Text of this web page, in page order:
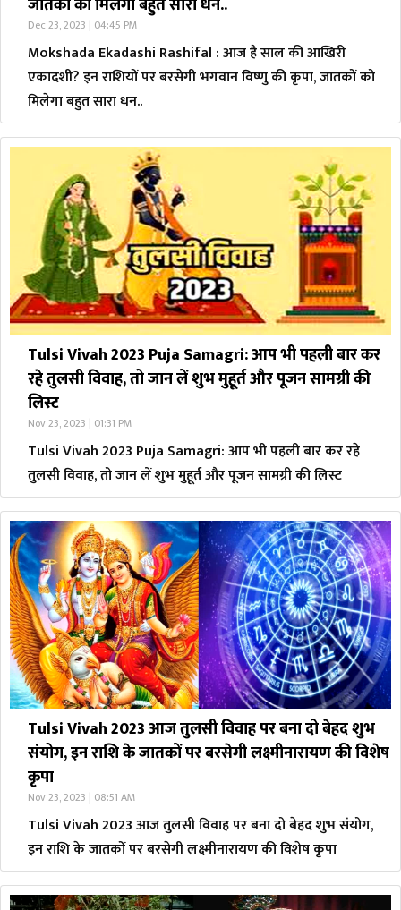
जातकों को मिलेगा बहुत सारा धन..
Dec 23, 2023 | 04:45 PM
Mokshada Ekadashi Rashifal : आज है साल की आखिरी
एकादशी? इन राशियों पर बरसेगी भगवान विष्णु की कृपा, जातकों को
मिलेगा बहुत सारा धन..
Tulsi Vivah 2023 Puja Samagri: आप भी पहली बार कर
रहे तुलसी विवाह, तो जान लें शुभ मुहूर्त और पूजन सामग्री की
लिस्ट
Nov 23, 2023 | 01:31 PM
Tulsi Vivah 2023 Puja Samagri: आप भी पहली बार कर रहे
तुलसी विवाह, तो जान लें शुभ मुहूर्त और पूजन सामग्री की लिस्ट
Tulsi Vivah 2023 आज तुलसी विवाह पर बना दो बेहद शुभ
संयोग, इन राशि के जातकों पर बरसेगी लक्ष्मीनारायण की विशेष
कृपा
Nov 23, 2023 | 08:51 AM
Tulsi Vivah 2023 आज तुलसी विवाह पर बना दो बेहद शुभ संयोग,
इन राशि के जातकों पर बरसेगी लक्ष्मीनारायण की विशेष कृपा